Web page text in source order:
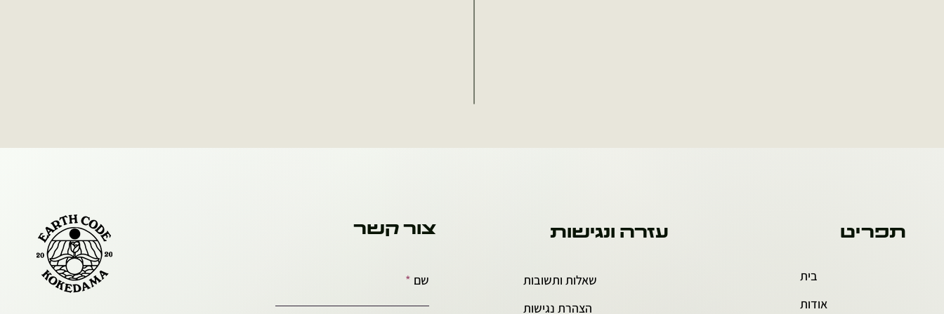
צור קשר
שם
עזרה ונגישות
שאלות ותשובות
הצהרת נגישות
תפריט
בית
אודות